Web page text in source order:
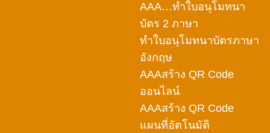
AAA…ทำใบอนุโมทนา
บัตร 2 ภาษา
ทำใบอนุโมทนาบัตรภาษา
อังกฤษ
AAAสร้าง QR Code
ออนไลน์
AAAสร้าง QR Code
แผนที่อัตโนมัติ